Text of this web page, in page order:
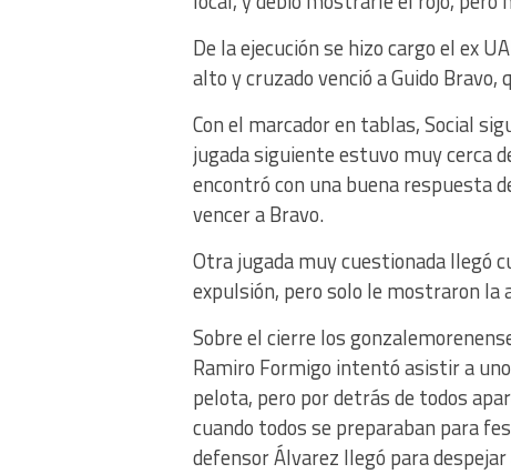
De la ejecución se hizo cargo el ex
alto y cruzado venció a Guido
Con el marcador en tablas, Social
jugada siguiente estuvo muy cerca
encontró con una buena respuesta
vencer a Bravo.
Otra jugada muy cuestionada llegó
expulsión, pero solo le mostraron la
Sobre el cierre los
Ramiro Formigo intentó asistir a
pelota, pero por detrás de todos
cuando todos se preparaban para
defensor Álvarez llegó para